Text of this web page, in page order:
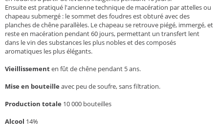
Ensuite est pratiqué l'ancienne technique de macération par attelles ou
chapeau submergé : le sommet des foudres est obturé avec des
planches de chêne parallèles. Le chapeau se retrouve piégé, immergé, et
reste en macération pendant 60 jours, permettant un transfert lent
dans le vin des substances les plus nobles et des composés
aromatiques les plus élégants.
Vieillissementen fût de chêne pendant 5 ans.
Mise en bouteille avec peu de soufre, sans filtration.
Production totale 10 000 bouteilles
Alcool 14%